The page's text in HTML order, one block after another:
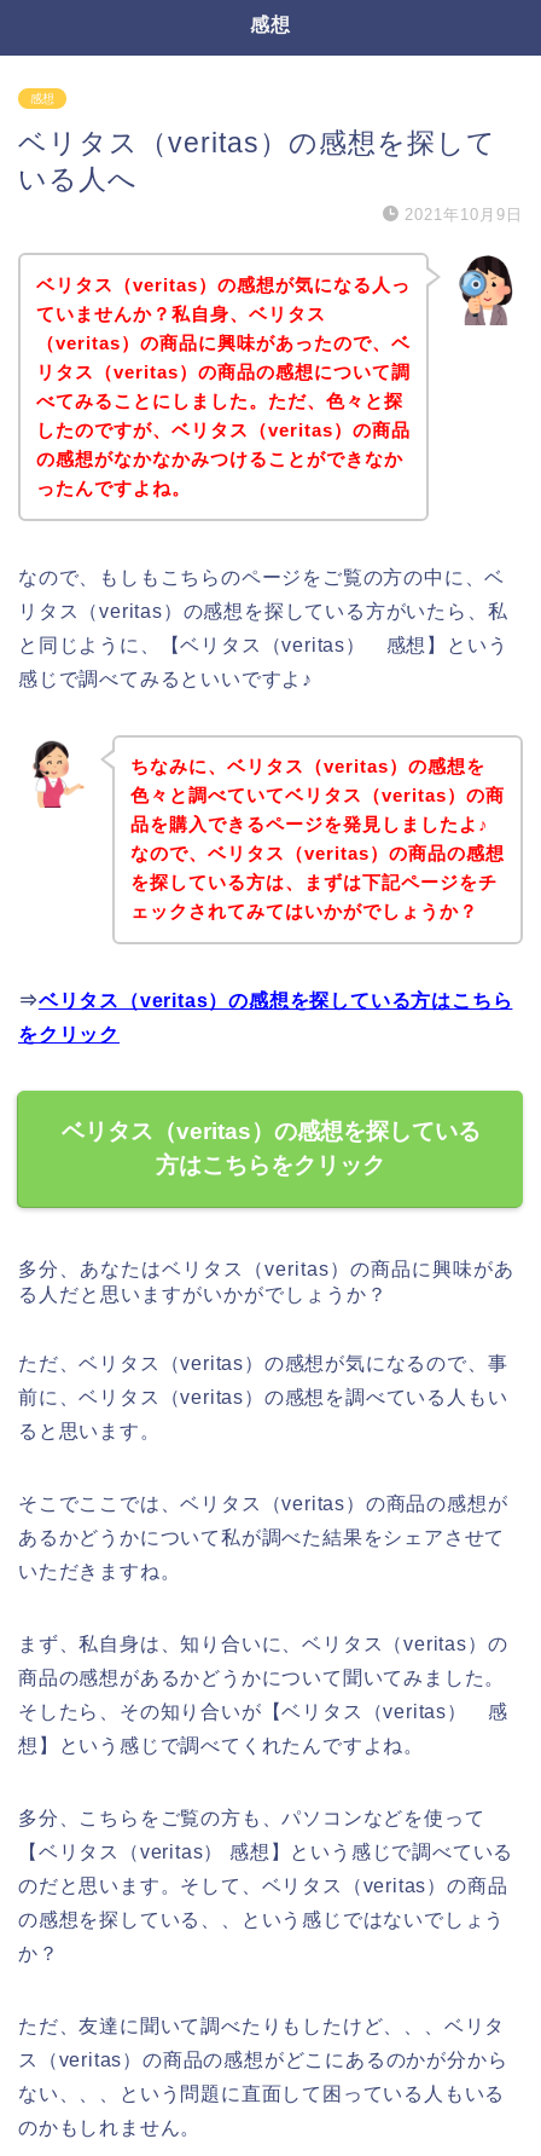
感想
感想
ベリタス（veritas）の感想を探して
いる人へ
2021年10月9日
ベリタス（veritas）の感想が気になる人っ
ていませんか？私自身、ベリタス
（veritas）の商品に興味があったので、ベ
リタス（veritas）の商品の感想について調
べてみることにしました。ただ、色々と探
したのですが、ベリタス（veritas）の商品
の感想がなかなかみつけることができなか
ったんですよね。
なので、もしもこちらのページをご覧の方の中に、ベ
リタス（veritas）の感想を探している方がいたら、私
と同じように、【ベリタス（veritas） 感想】という
感じで調べてみるといいですよ♪
ちなみに、ベリタス（veritas）の感想を
色々と調べていてベリタス（veritas）の商
品を購入できるページを発見しましたよ♪
なので、ベリタス（veritas）の商品の感想
を探している方は、まずは下記ページをチ
ェックされてみてはいかがでしょうか？
⇒ベリタス（veritas）の感想を探している方はこちら
をクリック
ベリタス（veritas）の感想を探している
方はこちらをクリック
多分、あなたはベリタス（veritas）の商品に興味があ
る人だと思いますがいかがでしょうか？
ただ、ベリタス（veritas）の感想が気になるので、事
前に、ベリタス（veritas）の感想を調べている人もい
ると思います。
そこでここでは、ベリタス（veritas）の商品の感想が
あるかどうかについて私が調べた結果をシェアさせて
いただきますね。
まず、私自身は、知り合いに、ベリタス（veritas）の
商品の感想があるかどうかについて聞いてみました。
そしたら、その知り合いが【ベリタス（veritas） 感
想】という感じで調べてくれたんですよね。
多分、こちらをご覧の方も、パソコンなどを使って
【ベリタス（veritas） 感想】という感じで調べている
のだと思います。そして、ベリタス（veritas）の商品
の感想を探している、、という感じではないでしょう
か？
ただ、友達に聞いて調べたりもしたけど、、、ベリタ
ス（veritas）の商品の感想がどこにあるのかが分から
ない、、、という問題に直面して困っている人もいる
のかもしれません。